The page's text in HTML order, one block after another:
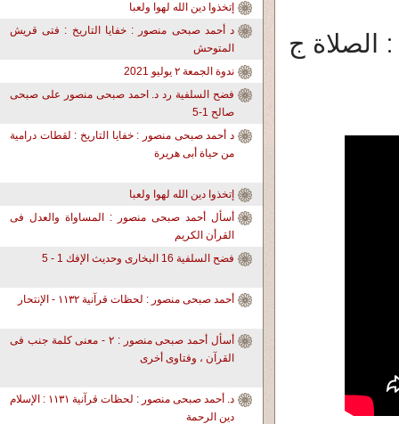
د. أحمد صبحى منصور: لحظات قرآنية 548 : الصلاة ج
إتخذوا دين الله لهوا ولعبا
د أحمد صبحى منصور : خفايا التاريخ : فتى قريش
المتوحش
ندوة الجمعة ٢ يوليو 2021
فضح السلفية رد د. احمد صبحى منصور على صبحى
صالح 1-5
د أحمد صبحى منصور : خفايا التاريخ : لقطات درامية
من حياة أبى هريرة
إتخذوا دين الله لهوا ولعبا
أسأل أحمد صبحى منصور : المساواة والعدل فى
القرأن الكريم
فضح السلفية 16 البخارى وحديث الإفك 1 - 5
أحمد صبحى منصور : لحظات قرآنية ١١٣٢ - الإنتحار
أسأل أحمد صبحى منصور : ٢ - معنى كلمة جنب فى
القرآن ، وفتاوى أخرى
د. أحمد صبحى منصور : لحظات قرآنية ١١٣١ : الإسلام
دين الرحمة